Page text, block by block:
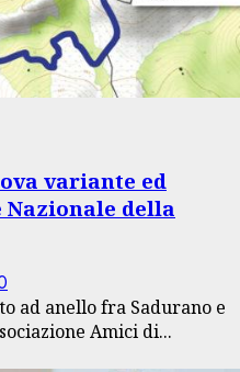
variante ed
della
ad anello fra Sadurano e
Amici di...